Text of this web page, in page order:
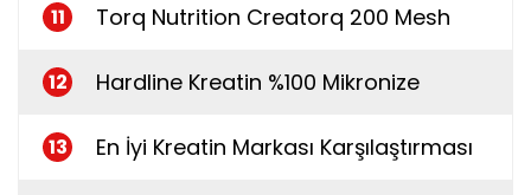
11 Torq Nutrition Creatorq 200 Mesh
12 Hardline Kreatin %100 Mikronize
13 En İyi Kreatin Markası Karşılaştırması